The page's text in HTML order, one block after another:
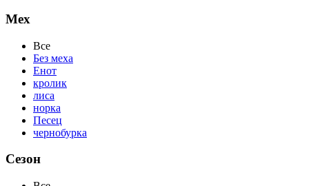
Мех
Все
Без меха
Енот
кролик
лиса
норка
Песец
чернобурка
Сезон